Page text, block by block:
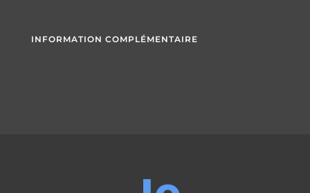
INFORMATION COMPLÉMENTAIRE